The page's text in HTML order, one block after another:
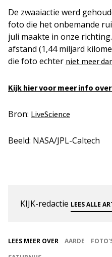
De zwaaiactie werd
foto die het onbemande
juli maakte in onze
afstand (1,44 miljard
die foto echter niet meer
Kijk hier voor meer info
Bron: LiveScience
Beeld: NASA/JPL-Caltech
KIJK-redactie LEES ALLE
LEES MEER OVER AARDE